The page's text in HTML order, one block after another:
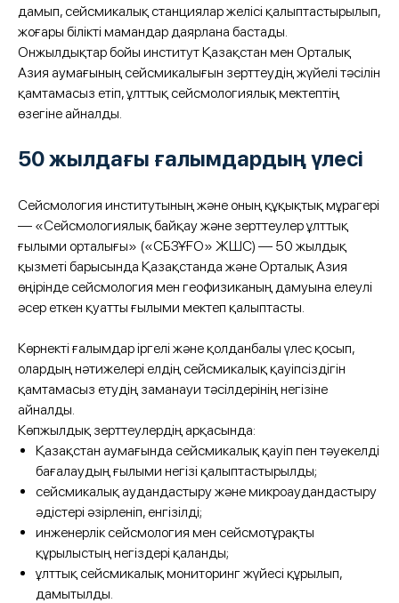
дамып, сейсмикалық станциялар желісі қалыптастырылып,
жоғары білікті мамандар даярлана бастады.
Онжылдықтар бойы институт Қазақстан мен Орталық
Азия аумағының сейсмикалығын зерттеудің жүйелі тәсілін
қамтамасыз етіп, ұлттық сейсмологиялық мектептің
өзегіне айналды.
50 жылдағы ғалымдардың үлесі
Сейсмология институтының және оның құқықтық мұрагері
— «Сейсмологиялық байқау және зерттеулер ұлттық
ғылыми орталығы» («СБЗҰҒО» ЖШС) — 50 жылдық
қызметі барысында Қазақстанда және Орталық Азия
өңірінде сейсмология мен геофизиканың дамуына елеулі
әсер еткен қуатты ғылыми мектеп қалыптасты.
Көрнекті ғалымдар іргелі және қолданбалы үлес қосып,
олардың нәтижелері елдің сейсмикалық қауіпсіздігін
қамтамасыз етудің заманауи тәсілдерінің негізіне
айналды.
Көпжылдық зерттеулердің арқасында:
Қазақстан аумағында сейсмикалық қауіп пен тәуекелді
бағалаудың ғылыми негізі қалыптастырылды;
сейсмикалық аудандастыру және микроаудандастыру
әдістері әзірленіп, енгізілді;
инженерлік сейсмология мен сейсмотұрақты
құрылыстың негіздері қаланды;
ұлттық сейсмикалық мониторинг жүйесі құрылып,
дамытылды.